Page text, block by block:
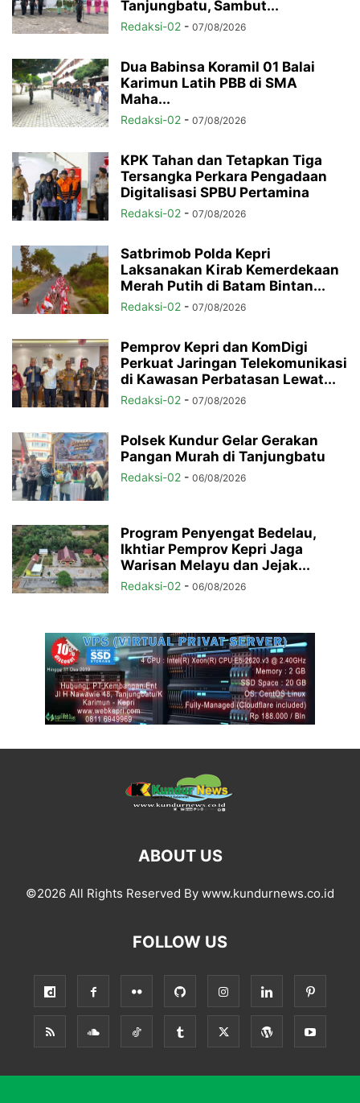
Tanjungbatu, Sambut...
Redaksi-02 - 07/08/2026
Dua Babinsa Koramil 01 Balai
Karimun Latih PBB di SMA
Maha...
Redaksi-02 - 07/08/2026
KPK Tahan dan Tetapkan Tiga
Tersangka Perkara Pengadaan
Digitalisasi SPBU Pertamina
Redaksi-02 - 07/08/2026
Satbrimob Polda Kepri
Laksanakan Kirab Kemerdekaan
Merah Putih di Batam Bintan...
Redaksi-02 - 07/08/2026
Pemprov Kepri dan KomDigi
Perkuat Jaringan Telekomunikasi
di Kawasan Perbatasan Lewat...
Redaksi-02 - 07/08/2026
Polsek Kundur Gelar Gerakan
Pangan Murah di Tanjungbatu
Redaksi-02 - 06/08/2026
Program Penyengat Bedelau,
Ikhtiar Pemprov Kepri Jaga
Warisan Melayu dan Jejak...
Redaksi-02 - 06/08/2026
ABOUT US
©2026 All Rights Reserved By www.kundurnews.co.id
FOLLOW US